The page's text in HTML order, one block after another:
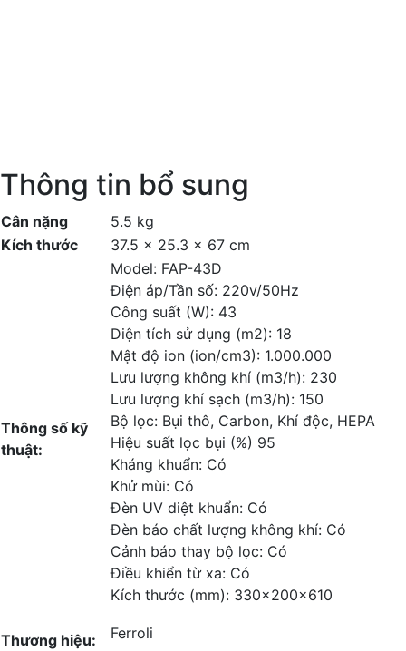
Thông tin bổ sung
Cân nặng
5.5 kg
Kích thước
37.5 × 25.3 × 67 cm
Thông số kỹ
thuật:
Model: FAP-43D
Điện áp/Tần số: 220v/50Hz
Công suất (W): 43
Diện tích sử dụng (m2): 18
Mật độ ion (ion/cm3): 1.000.000
Lưu lượng không khí (m3/h): 230
Lưu lượng khí sạch (m3/h): 150
Bộ lọc: Bụi thô, Carbon, Khí độc, HEPA
Hiệu suất lọc bụi (%) 95
Kháng khuẩn: Có
Khử mùi: Có
Đèn UV diệt khuẩn: Có
Đèn báo chất lượng không khí: Có
Cảnh báo thay bộ lọc: Có
Điều khiển từ xa: Có
Kích thước (mm): 330x200x610
Thương hiệu: Ferroli